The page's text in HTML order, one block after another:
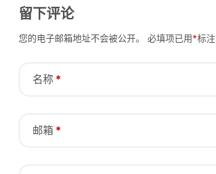
留下评论
您的电子邮箱地址不会被公开。 必填项已用*标注
名称*
邮箱*